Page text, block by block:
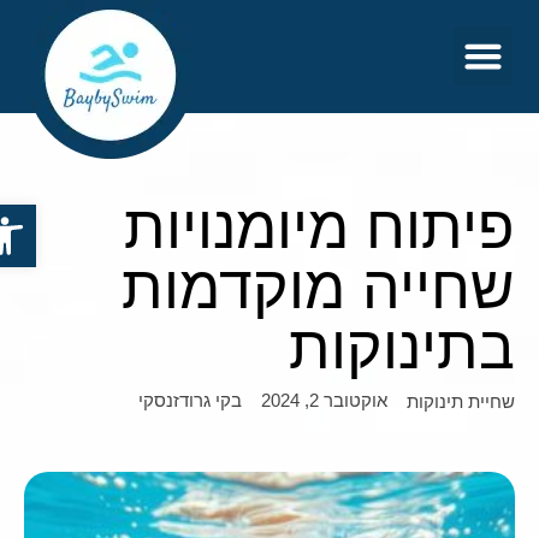
פיתוח מיומנויות
שחייה מוקדמות
בתינוקות
שחיית תינוקות אוקטובר 2, 2024 בקי גרודזנסקי
פתח